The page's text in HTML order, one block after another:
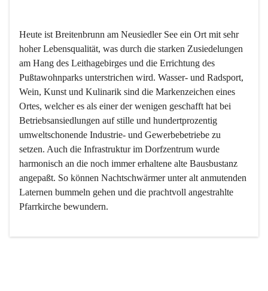
Heute ist Breitenbrunn am Neusiedler See ein Ort mit sehr
hoher Lebensqualität, was durch die starken Zusiedelungen
am Hang des Leithagebirges und die Errichtung des
Pußtawohnparks unterstrichen wird. Wasser- und Radsport,
Wein, Kunst und Kulinarik sind die Markenzeichen eines
Ortes, welcher es als einer der wenigen geschafft hat bei
Betriebsansiedlungen auf stille und hundertprozentig
umweltschonende Industrie- und Gewerbebetriebe zu
setzen. Auch die Infrastruktur im Dorfzentrum wurde
harmonisch an die noch immer erhaltene alte Bausbustanz
angepaßt. So können Nachtschwärmer unter alt anmutenden
Laternen bummeln gehen und die prachtvoll angestrahlte
Pfarrkirche bewundern.
Der Weinbau dominert heute nicht mehr, ist aber integrativer